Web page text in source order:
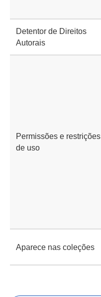
Detentor de Direitos
Autorais
Permissões e restrições
de uso
Aparece nas coleções